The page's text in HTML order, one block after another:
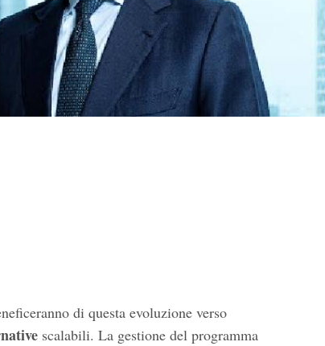
di questa evoluzione verso
scalabili. La gestione del programma